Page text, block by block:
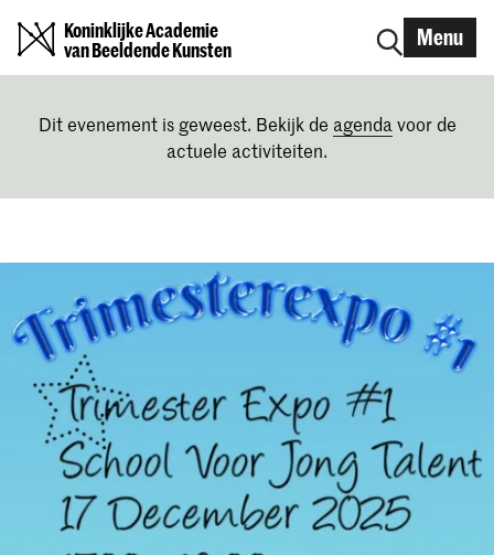
Koninklijke Academie
van Beeldende Kunsten
Menu
Dit evenement is geweest. Bekijk de agenda voor de
actuele activiteiten.